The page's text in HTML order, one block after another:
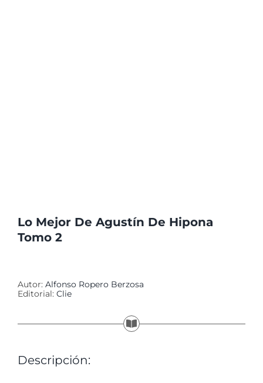
Lo Mejor De Agustín De Hipona
Tomo 2
Autor: Alfonso Ropero Berzosa
Editorial: Clie
Descripción: